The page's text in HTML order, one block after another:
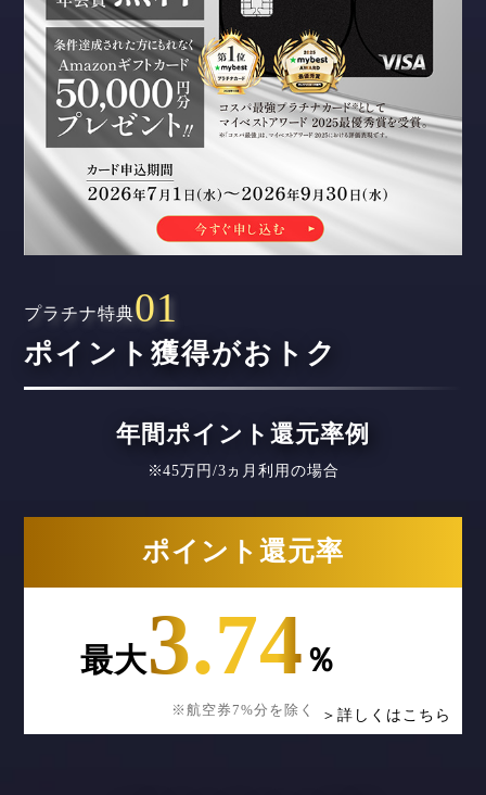
プラチナ特典
ポイント獲得がおトク
年間ポイント還元率例
※45万円/3ヵ月利用の場合
ポイント還元率
最大3.74 ％
※航空券7%分を除く ＞詳しくはこちら